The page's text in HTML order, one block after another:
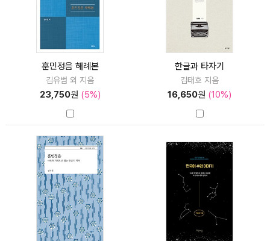
훈민정음 해례본
김유범 외 지음
23,750원 (5%)
한글과 타자기
김태호 지음
16,650원 (10%)